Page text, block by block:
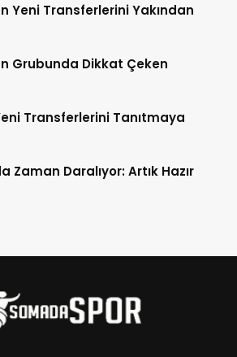
Yeni Transferlerini Yakından
Grubunda Dikkat Çeken
Transferlerini Tanıtmaya
Zaman Daralıyor: Artık Hazır